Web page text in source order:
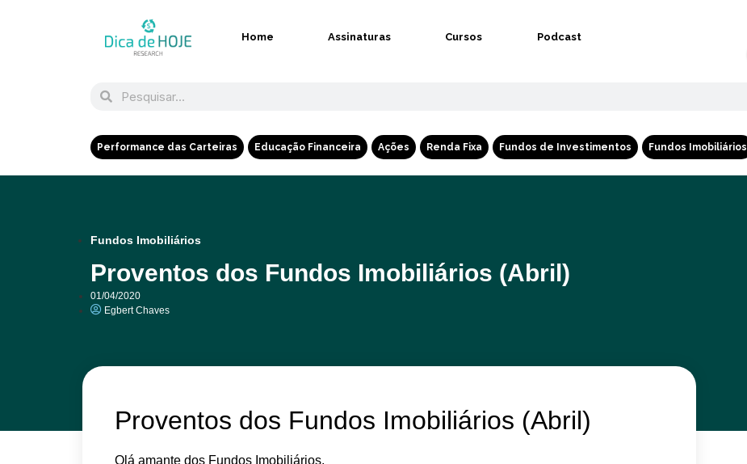
Home Assinaturas Cursos Podcast
Performance das Carteiras Educação Financeira Ações Renda Fixa Fundos de Investimentos Fundos Imobiliários
Fundos Imobiliários
Proventos dos Fundos Imobiliários (Abril)
01/04/2020
Egbert Chaves
Proventos dos Fundos Imobiliários (Abril)
Olá amante dos Fundos Imobiliários.